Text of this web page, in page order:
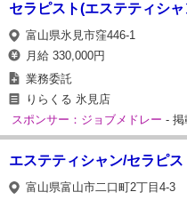
セラピスト(エステティシ
富山県氷見市窪446-1
月給 330,000円
業務委託
りらくる 氷見店
スポンサー：ジョブメドレー - 掲
エステティシャン/セラピス
富山県富山市二口町2丁目4-3